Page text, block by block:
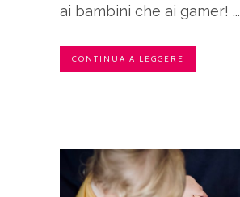
ai bambini che ai gamer! ...
CONTINUA A LEGGERE